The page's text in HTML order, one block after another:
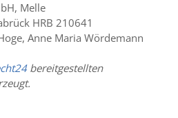
Melle
HRB 210641
Anne Maria Wördemann
bereitgestellten